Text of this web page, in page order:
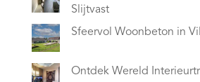
Slijtvast
Sfeervol Woonbeton in
Ontdek Wereld